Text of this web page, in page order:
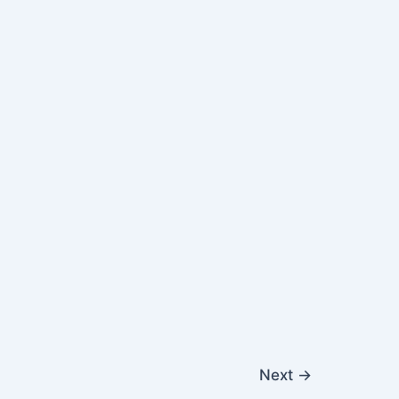
Next →